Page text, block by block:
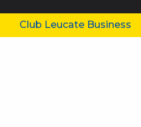
Club Leucate Business